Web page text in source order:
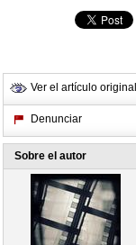
Ver el artículo original
Denunciar
Sobre el autor